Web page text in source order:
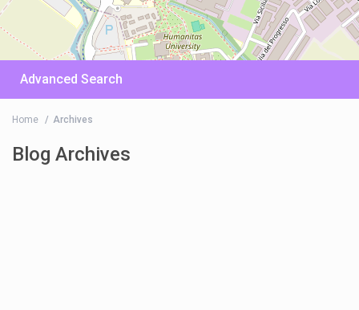
Advanced Search
Home Archives
Blog Archives